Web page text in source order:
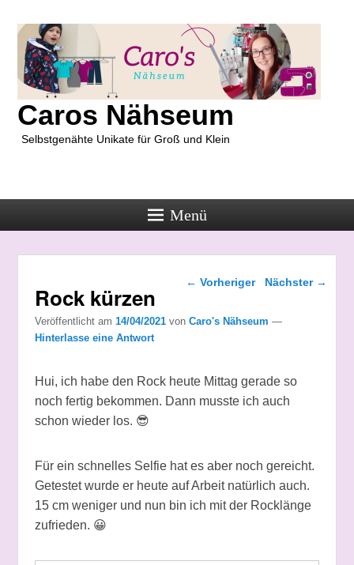
Caros Nähseum
Selbstgenähte Unikate für Groß und Klein
Menü
Beitragsnavigation
← Vorheriger Nächster →
Rock kürzen
Veröffentlicht am 14/04/2021 von Caro's Nähseum —
Hinterlasse eine Antwort
Hui, ich habe den Rock heute Mittag gerade so
noch fertig bekommen. Dann musste ich auch
schon wieder los. 😎
Für ein schnelles Selfie hat es aber noch gereicht.
Getestet wurde er heute auf Arbeit natürlich auch.
15 cm weniger und nun bin ich mit der Rocklänge
zufrieden. 😀